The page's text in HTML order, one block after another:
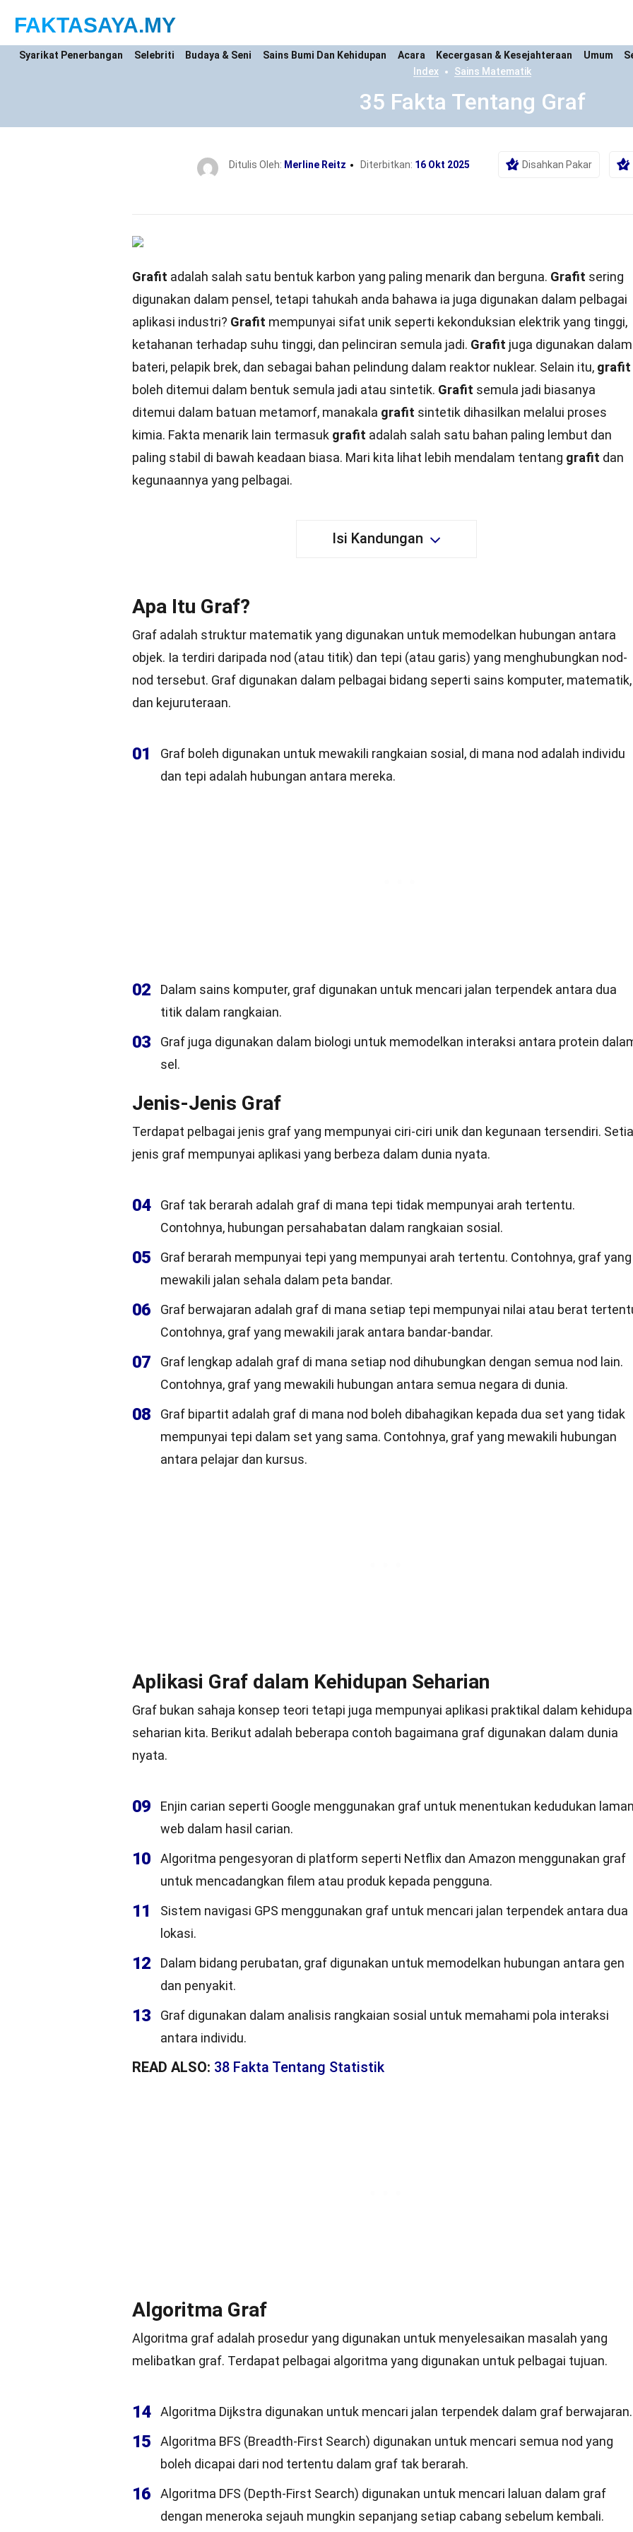
FAKTASAYA.MY
Syarikat Penerbangan Selebriti Budaya & Seni Sains Bumi Dan Kehidupan Acara Kecergasan & Kesejahteraan Umum
Index
Sains Matematik
35 Fakta Tentang Graf
Ditulis Oleh: Merline Reitz Diterbitkan: 16 Okt 2025 Disahkan Pakar
Grafit adalah salah satu bentuk karbon yang paling menarik dan berguna. Grafit sering
digunakan dalam pensel, tetapi tahukah anda bahawa ia juga digunakan dalam pelbagai
aplikasi industri? Grafit mempunyai sifat unik seperti kekonduksian elektrik yang tinggi,
ketahanan terhadap suhu tinggi, dan pelinciran semula jadi. Grafit juga digunakan dalam
bateri, pelapik brek, dan sebagai bahan pelindung dalam reaktor nuklear. Selain itu, grafit
boleh ditemui dalam bentuk semula jadi atau sintetik. Grafit semula jadi biasanya
ditemui dalam batuan metamorf, manakala grafit sintetik dihasilkan melalui proses
kimia. Fakta menarik lain termasuk grafit adalah salah satu bahan paling lembut dan
paling stabil di bawah keadaan biasa. Mari kita lihat lebih mendalam tentang grafit dan
kegunaannya yang pelbagai.
Isi Kandungan
Apa Itu Graf?
Graf adalah struktur matematik yang digunakan untuk memodelkan hubungan antara
objek. Ia terdiri daripada nod (atau titik) dan tepi (atau garis) yang menghubungkan nod-
nod tersebut. Graf digunakan dalam pelbagai bidang seperti sains komputer, matematik,
dan kejuruteraan.
01
Graf boleh digunakan untuk mewakili rangkaian sosial, di mana nod adalah individu
dan tepi adalah hubungan antara mereka.
02
Dalam sains komputer, graf digunakan untuk mencari jalan terpendek antara dua
titik dalam rangkaian.
03
Graf juga digunakan dalam biologi untuk memodelkan interaksi antara protein
sel.
Jenis-Jenis Graf
Terdapat pelbagai jenis graf yang mempunyai ciri-ciri unik dan kegunaan tersendiri.
jenis graf mempunyai aplikasi yang berbeza dalam dunia nyata.
04
Graf tak berarah adalah graf di mana tepi tidak mempunyai arah tertentu.
Contohnya, hubungan persahabatan dalam rangkaian sosial.
05
Graf berarah mempunyai tepi yang mempunyai arah tertentu. Contohnya, graf yang
mewakili jalan sehala dalam peta bandar.
06
Graf berwajaran adalah graf di mana setiap tepi mempunyai nilai atau berat
Contohnya, graf yang mewakili jarak antara bandar-bandar.
07
Graf lengkap adalah graf di mana setiap nod dihubungkan dengan semua nod lain.
Contohnya, graf yang mewakili hubungan antara semua negara di dunia.
08
Graf bipartit adalah graf di mana nod boleh dibahagikan kepada dua set yang tidak
mempunyai tepi dalam set yang sama. Contohnya, graf yang mewakili hubungan
antara pelajar dan kursus.
Aplikasi Graf dalam Kehidupan Seharian
Graf bukan sahaja konsep teori tetapi juga mempunyai aplikasi praktikal dalam
seharian kita. Berikut adalah beberapa contoh bagaimana graf digunakan dalam dunia
nyata.
09
Enjin carian seperti Google menggunakan graf untuk menentukan kedudukan
web dalam hasil carian.
10
Algoritma pengesyoran di platform seperti Netflix dan Amazon menggunakan graf
untuk mencadangkan filem atau produk kepada pengguna.
11
Sistem navigasi GPS menggunakan graf untuk mencari jalan terpendek antara dua
lokasi.
12
Dalam bidang perubatan, graf digunakan untuk memodelkan hubungan antara gen
dan penyakit.
13
Graf digunakan dalam analisis rangkaian sosial untuk memahami pola interaksi
antara individu.
READ ALSO: 38 Fakta Tentang Statistik
Algoritma Graf
Algoritma graf adalah prosedur yang digunakan untuk menyelesaikan masalah yang
melibatkan graf. Terdapat pelbagai algoritma yang digunakan untuk pelbagai tujuan.
14 Algoritma Dijkstra digunakan untuk mencari jalan terpendek dalam graf berwajaran.
15
Algoritma BFS (Breadth-First Search) digunakan untuk mencari semua nod yang
boleh dicapai dari nod tertentu dalam graf tak berarah.
16
Algoritma DFS (Depth-First Search) digunakan untuk mencari laluan dalam graf
dengan meneroka sejauh mungkin sepanjang setiap cabang sebelum kembali.